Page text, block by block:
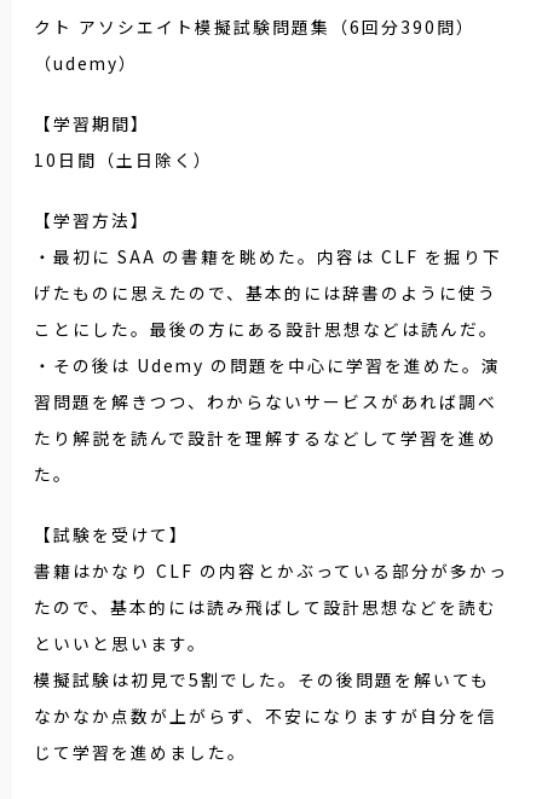
クト アソシエイト模擬試験問題集（6回分390問）
（udemy）
【学習期間】
10日間（土日除く）
【学習方法】
・最初に SAA の書籍を眺めた。内容は CLF を掘り下
げたものに思えたので、基本的には辞書のように使う
ことにした。最後の方にある設計思想などは読んだ。
・その後は Udemy の問題を中心に学習を進めた。演
習問題を解きつつ、わからないサービスがあれば調べ
たり解説を読んで設計を理解するなどして学習を進め
た。
【試験を受けて】
書籍はかなり CLF の内容とかぶっている部分が多かっ
たので、基本的には読み飛ばして設計思想などを読む
といいと思います。
模擬試験は初見で5割でした。その後問題を解いても
なかなか点数が上がらず、不安になりますが自分を信
じて学習を進めました。